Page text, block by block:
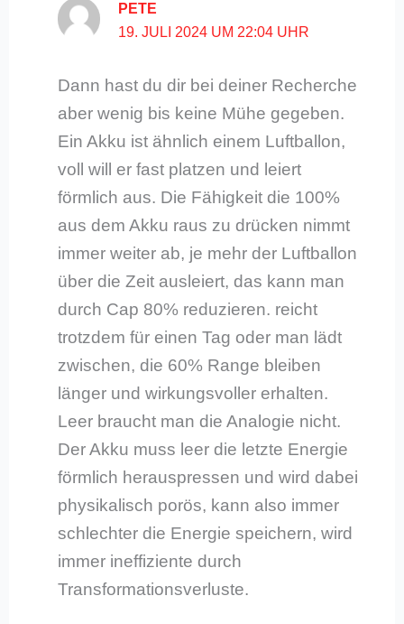
PETE
19. JULI 2024 UM 22:04 UHR
Dann hast du dir bei deiner Recherche
aber wenig bis keine Mühe gegeben.
Ein Akku ist ähnlich einem Luftballon,
voll will er fast platzen und leiert
förmlich aus. Die Fähigkeit die 100%
aus dem Akku raus zu drücken nimmt
immer weiter ab, je mehr der Luftballon
über die Zeit ausleiert, das kann man
durch Cap 80% reduzieren. reicht
trotzdem für einen Tag oder man lädt
zwischen, die 60% Range bleiben
länger und wirkungsvoller erhalten.
Leer braucht man die Analogie nicht.
Der Akku muss leer die letzte Energie
förmlich herauspressen und wird dabei
physikalisch porös, kann also immer
schlechter die Energie speichern, wird
immer ineffiziente durch
Transformationsverluste.